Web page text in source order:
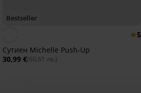
Bestseller
5
Сутиен Michеlle Push-Up
30,99 €(60,61 лв.)